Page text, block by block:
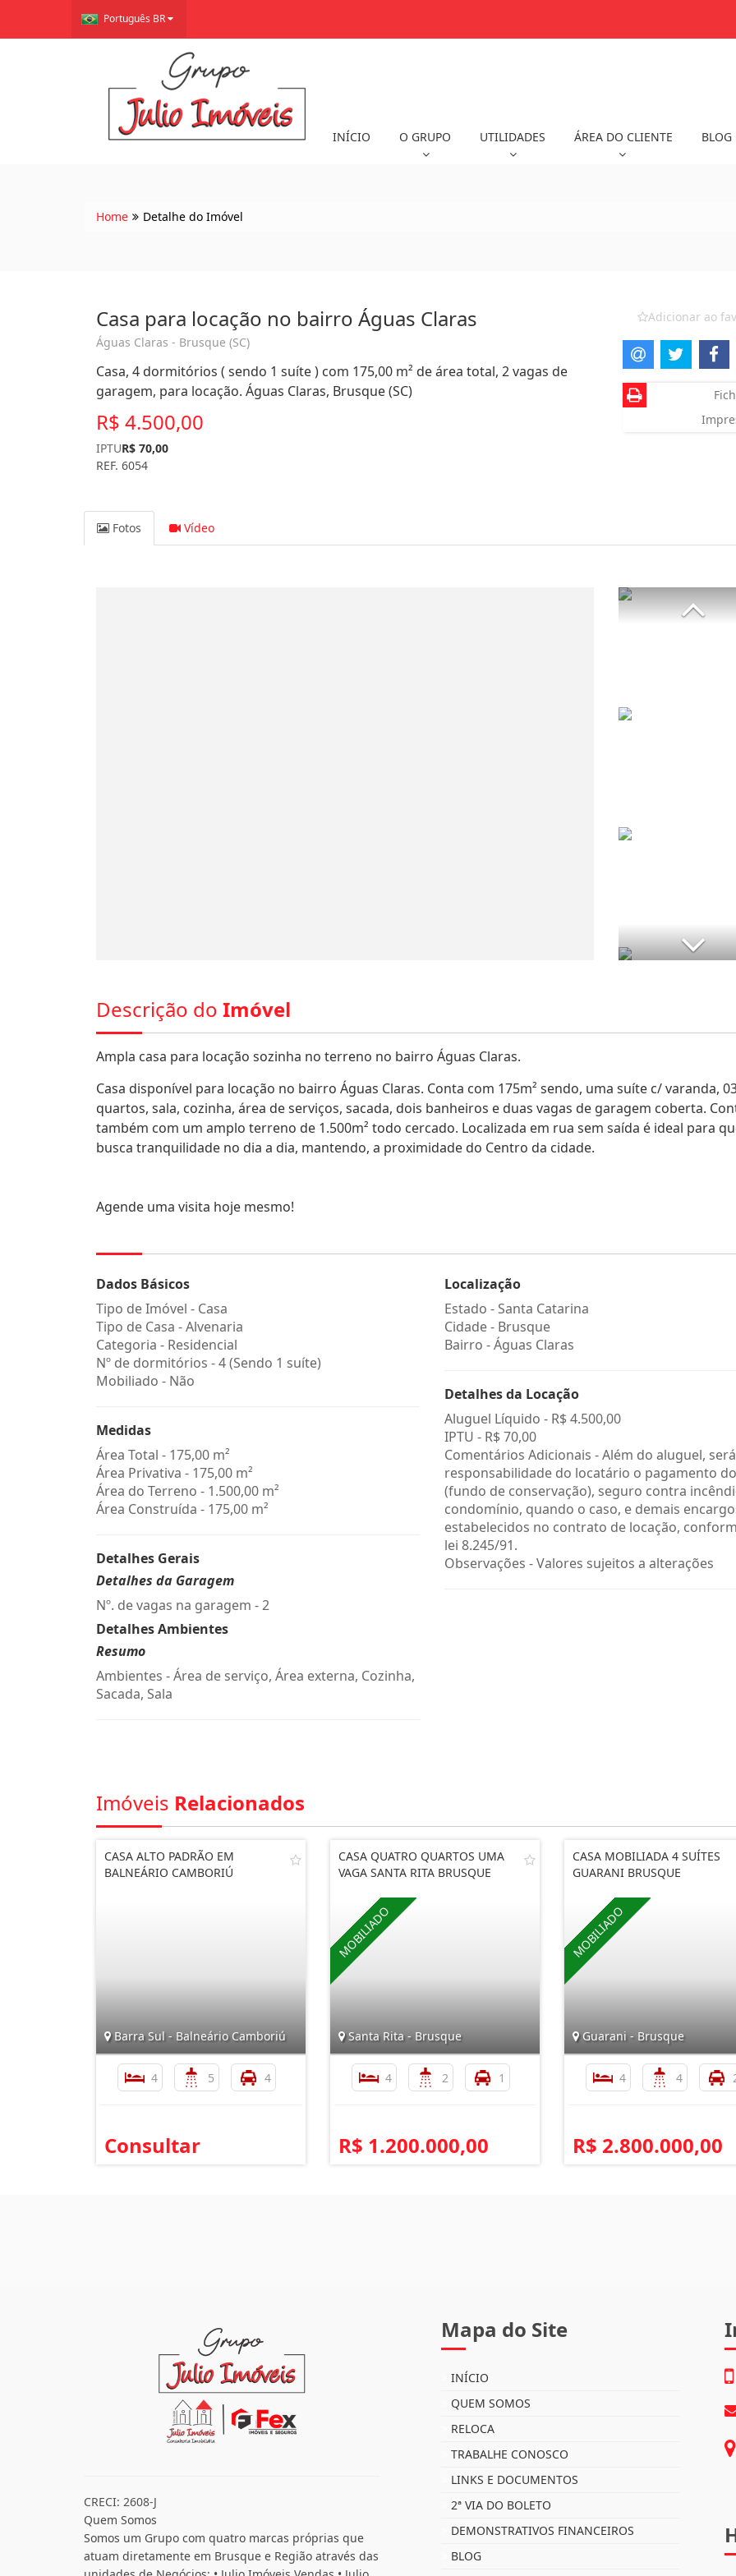
Português BR
INÍCIO O GRUPO UTILIDADES ÁREA DO CLIENTE BLOG
Home Detalhe do Imóvel
Casa para locação no bairro Águas Claras
Águas Claras - Brusque (SC)
Casa, 4 dormitórios ( sendo 1 suíte ) com 175,00 m² de área total, 2 vagas de
garagem, para locação. Águas Claras, Brusque (SC)
R$ 4.500,00
IPTUR$ 70,00
REF. 6054
Adicionar ao
Fotos Vídeo
Descrição do Imóvel
Ampla casa para locação sozinha no terreno no bairro Águas Claras.
Casa disponível para locação no bairro Águas Claras. Conta com 175m² sendo, uma suíte c/ varanda,
quartos, sala, cozinha, área de serviços, sacada, dois banheiros e duas vagas de garagem coberta.
também com um amplo terreno de 1.500m² todo cercado. Localizada em rua sem saída é ideal para
busca tranquilidade no dia a dia, mantendo, a proximidade do Centro da cidade.
Agende uma visita hoje mesmo!
Dados Básicos
Tipo de Imóvel - Casa
Tipo de Casa - Alvenaria
Categoria - Residencial
Nº de dormitórios - 4 (Sendo 1 suíte)
Mobiliado - Não
Medidas
Área Total - 175,00 m²
Área Privativa - 175,00 m²
Área do Terreno - 1.500,00 m²
Área Construída - 175,00 m²
Detalhes Gerais
Detalhes da Garagem
Nº. de vagas na garagem - 2
Detalhes Ambientes
Resumo
Ambientes - Área de serviço, Área externa, Cozinha,
Sacada, Sala
Localização
Estado -Santa Catarina
Cidade - Brusque
Bairro -Águas Claras
Detalhes da Locação
Aluguel Líquido - R$ 4.500,00
IPTU - R$ 70,00
Comentários Adicionais - Além do aluguel,
responsabilidade do locatário o pagamento do
(fundo de conservação), seguro contra
condomínio, quando o caso, e demais
estabelecidos no contrato de locação,
lei 8.245/91.
Observações - Valores sujeitos a alterações
Imóveis Relacionados
CASA ALTO PADRÃO EM
BALNEÁRIO CAMBORIÚ
Barra Sul - Balneário Camboriú
4 5 4
Consultar
CASA QUATRO QUARTOS UMA
VAGA SANTA RITA BRUSQUE
Santa Rita - Brusque
4 2 1
R$ 1.200.000,00
CASA MOBILIADA 4 SUÍTES
GUARANI BRUSQUE
Guarani - Brusque
4 4
R$ 2.800.000,00
CRECI: 2608-J
Quem Somos
Somos um Grupo com quatro marcas próprias que
atuam diretamente em Brusque e Região através das
Mapa do Site
INÍCIO
QUEM SOMOS
RELOCA
TRABALHE CONOSCO
LINKS E DOCUMENTOS
2ª VIA DO BOLETO
DEMONSTRATIVOS FINANCEIROS
BLOG